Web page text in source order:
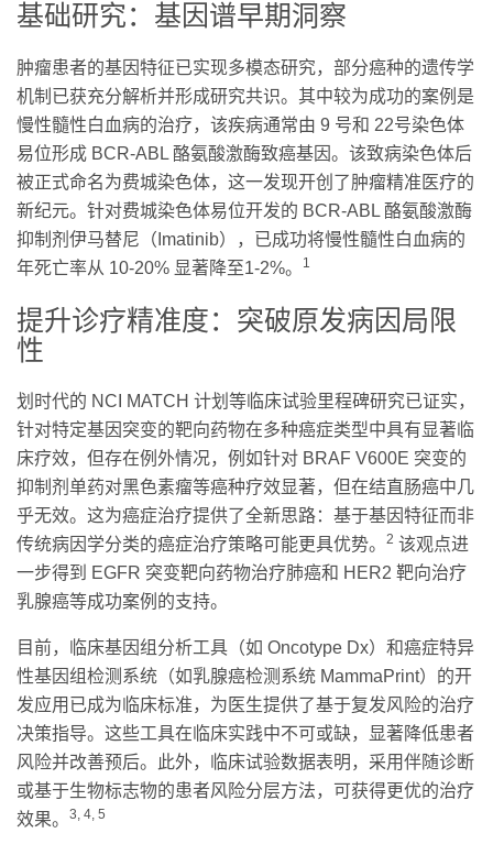
基础研究：基因谱早期洞察
肿瘤患者的基因特征已实现多模态研究，部分癌种的遗传学
机制已获充分解析并形成研究共识。其中较为成功的案例是
慢性髓性白血病的治疗，该疾病通常由 9 号和 22号染色体
易位形成 BCR-ABL 酪氨酸激酶致癌基因。该致病染色体后
被正式命名为费城染色体，这一发现开创了肿瘤精准医疗的
新纪元。针对费城染色体易位开发的 BCR-ABL 酪氨酸激酶
抑制剂伊马替尼（Imatinib），已成功将慢性髓性白血病的
年死亡率从 10-20% 显著降至1-2%。
1
提升诊疗精准度：突破原发病因局限
性
划时代的 NCI MATCH 计划等临床试验里程碑研究已证实，
针对特定基因突变的靶向药物在多种癌症类型中具有显著临
床疗效，但存在例外情况，例如针对 BRAF V600E 突变的
抑制剂单药对黑色素瘤等癌种疗效显著，但在结直肠癌中几
乎无效。这为癌症治疗提供了全新思路：基于基因特征而非
传统病因学分类的癌症治疗策略可能更具优势。
2 该观点进
一步得到 EGFR 突变靶向药物治疗肺癌和 HER2 靶向治疗
乳腺癌等成功案例的支持。
目前，临床基因组分析工具（如 Oncotype Dx）和癌症特异
性基因组检测系统（如乳腺癌检测系统 MammaPrint）的开
发应用已成为临床标准，为医生提供了基于复发风险的治疗
决策指导。这些工具在临床实践中不可或缺，显著降低患者
风险并改善预后。此外，临床试验数据表明，采用伴随诊断
或基于生物标志物的患者风险分层方法，可获得更优的治疗
效果。
3, 4, 5